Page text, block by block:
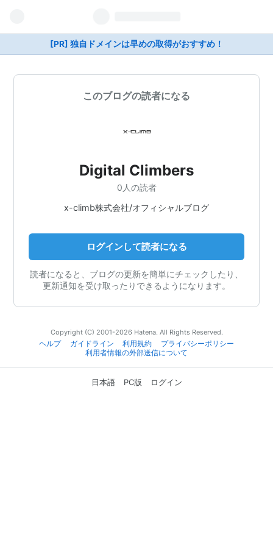
[PR] 独自ドメインは早めの取得がおすすめ！
このブログの読者になる
Digital Climbers
0人の読者
x-climb株式会社/オフィシャルブログ
ログインして読者になる
読者になると、ブログの更新を簡単にチェックしたり、
更新通知を受け取ったりできるようになります。
Copyright (C) 2001-2026 Hatena. All Rights Reserved.
ヘルプ
ガイドライン 利用規約
プライバシーポリシー
利用者情報の外部送信について
日本語 PC版 ログイン